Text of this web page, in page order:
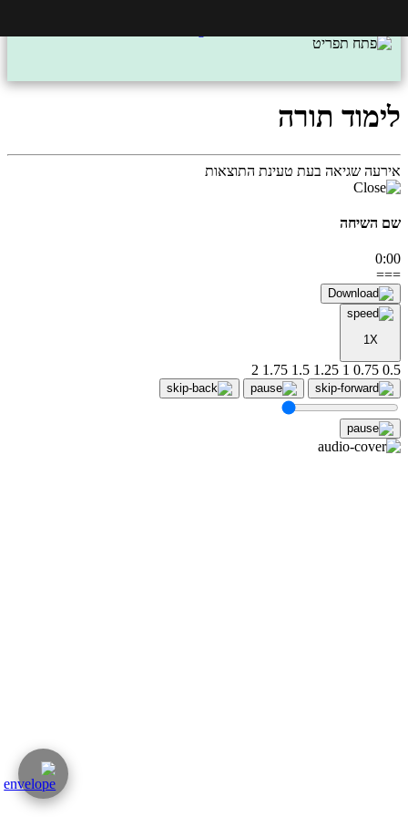
לימוד תורה
אירעה שגיאה בעת טעינת התוצאות
שם השיחה
0:00
===
1X
0.5
0.75
1
1.25
1.5
1.75
2